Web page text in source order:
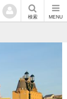
検索 MENU